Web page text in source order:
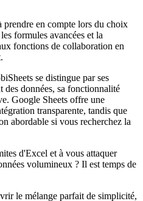
prendre en compte lors du choix
formules avancées et la
fonctions de collaboration en
se distingue par ses
des données, sa fonctionnalité
Google Sheets offre une
transparente, tandis que
abordable si vous recherchez la
d'Excel et à vous attaquer
volumineux ? Il est temps de
le mélange parfait de simplicité,